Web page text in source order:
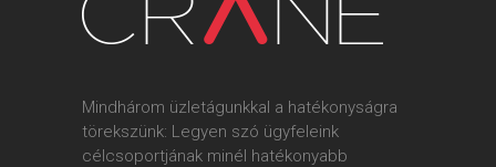
Mindhárom üzletágunkkal a hatékonyságra
törekszünk: Legyen szó ügyfeleink
célcsoportjának minél hatékonyabb